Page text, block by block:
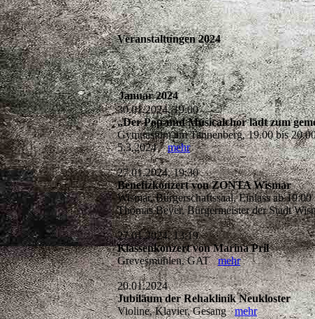
Veranstaltungen 2024
Januar 2024
30.01.2024, 19:00
„Der Pop-und Musicalchor lädt zum
Gymnasium am Tannenberg, 19.00 bis
5.3.2024mehr
27.01.2024, 19:30
Benefizkonzert von ZONTA Wismar
Wismar, Bürgerschaftssaal, Einlass ab
Thomas Beyer, Bürgermeister der Stadt
27.01.2024, 13:19
Klassenkonzert von Marina Pril
Grevesmühlen, GATmehr
20.01.2024
Jubiläum der Rehaklinik Neukloster
Violine, Klavier, Gesangmehr